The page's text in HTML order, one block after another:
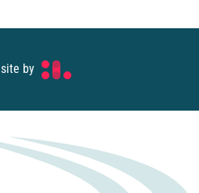
site by